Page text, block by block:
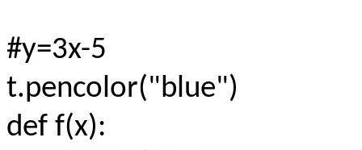
#y=3x-5
t.pencolor("blue")
def f(x):